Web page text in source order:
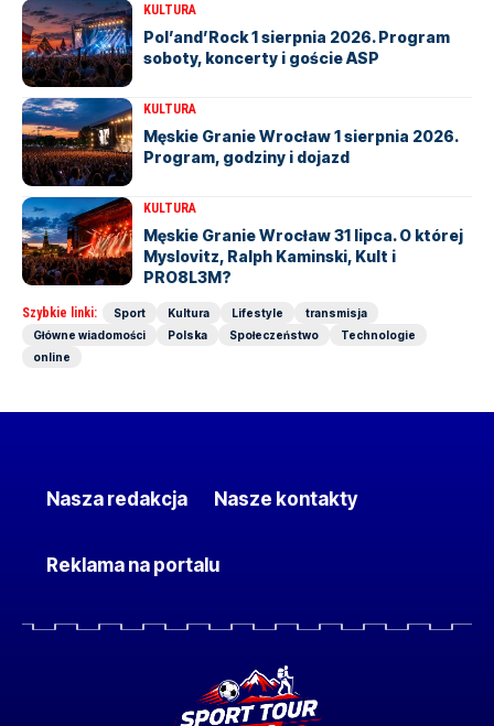
KULTURA
Pol’and’Rock 1 sierpnia 2026. Program
soboty, koncerty i goście ASP
KULTURA
Męskie Granie Wrocław 1 sierpnia 2026.
Program, godziny i dojazd
KULTURA
Męskie Granie Wrocław 31 lipca. O której
Myslovitz, Ralph Kaminski, Kult i
PRO8L3M?
Szybkie linki: Sport Kultura Lifestyle
transmisja
Główne wiadomości
Polska Społeczeństwo
Technologie
online
Nasza redakcja Nasze kontakty
Reklama na portalu